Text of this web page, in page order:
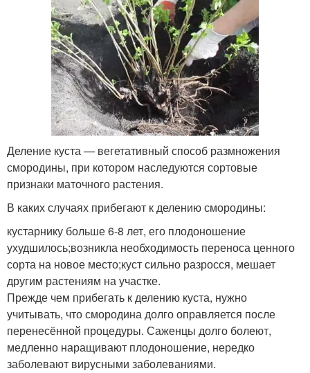
Деление куста — вегетативный способ размножения
смородины, при котором наследуются сортовые
признаки маточного растения.
В каких случаях прибегают к делению смородины:
кустарнику больше 6-8 лет, его плодоношение
ухудшилось;возникла необходимость переноса ценного
сорта на новое место;куст сильно разросся, мешает
другим растениям на участке.
Прежде чем прибегать к делению куста, нужно
учитывать, что смородина долго оправляется после
перенесённой процедуры. Саженцы долго болеют,
медленно наращивают плодоношение, нередко
заболевают вирусными заболеваниями.